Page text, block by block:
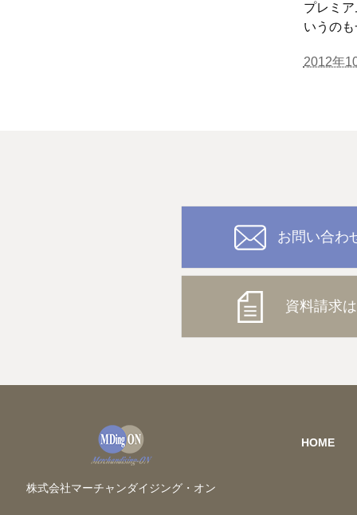
プレミ
いうの
2012年
お問い合わ
資料請求
株式会社マーチャンダイジング・オン
HOME